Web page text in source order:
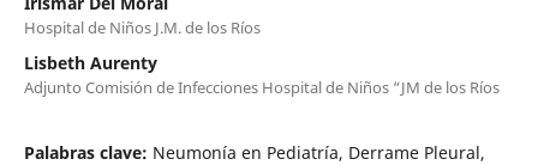
Hospital de Niños J.M. de los Ríos
Lisbeth Aurenty
Adjunto Comisión de Infecciones Hospital de Niños “JM de los Ríos
Palabras clave: Neumonía en Pediatría, Derrame Pleural,